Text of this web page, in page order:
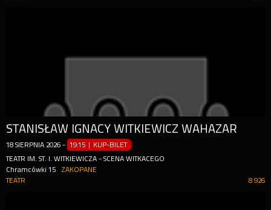
STANISŁAW IGNACY WITKIEWICZ WAHAZAR
18 SIERPNIA 2026 - 19:15 | KUP-BILET
TEATR IM. ST. I. WITKIEWICZA - SCENA WITKACEGO
Chramcówki 15
ZAKOPANE
8 926
TEATR